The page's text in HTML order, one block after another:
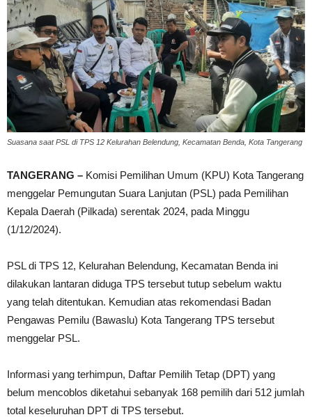
Suasana saat PSL di TPS 12 Kelurahan Belendung, Kecamatan Benda, Kota Tangerang
TANGERANG – Komisi Pemilihan Umum (KPU) Kota Tangerang
menggelar Pemungutan Suara Lanjutan (PSL) pada Pemilihan
Kepala Daerah (Pilkada) serentak 2024, pada Minggu
(1/12/2024).
PSL di TPS 12, Kelurahan Belendung, Kecamatan Benda ini
dilakukan lantaran diduga TPS tersebut tutup sebelum waktu
yang telah ditentukan. Kemudian atas rekomendasi Badan
Pengawas Pemilu (Bawaslu) Kota Tangerang TPS tersebut
menggelar PSL.
Informasi yang terhimpun, Daftar Pemilih Tetap (DPT) yang
belum mencoblos diketahui sebanyak 168 pemilih dari 512 jumlah
total keseluruhan DPT di TPS tersebut.